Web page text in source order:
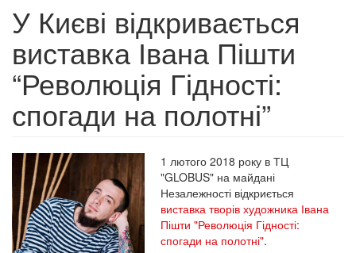
У Києві відкривається
виставка Івана Пішти
“Революція Гідності:
спогади на полотні”
1 лютого 2018 року в ТЦ
"GLOBUS" на майдані
Незалежності відкриється
виставка творів художника Івана
Пішти "Революція Гідності:
спогади на полотні".